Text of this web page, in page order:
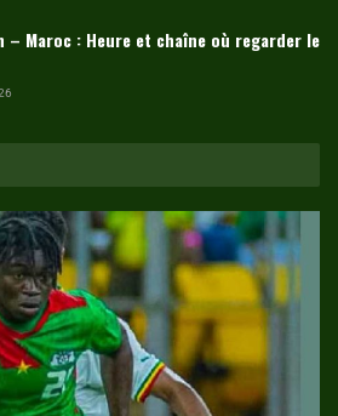
– Maroc : Heure et chaîne où regarder le